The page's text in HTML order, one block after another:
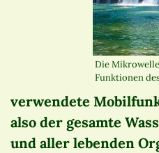
Die
Funktionen
verwendete
also der gesamte
und aller lebenden